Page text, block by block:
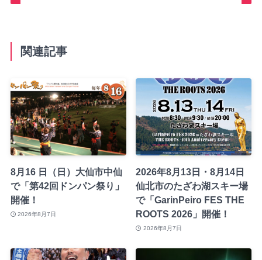
関連記事
8月16 日（日）大仙市中仙
で「第42回ドンパン祭り」
開催！
2026年8月7日
2026年8月13日・8月14日
仙北市のたざわ湖スキー場
で「GarinPeiro FES THE
ROOTS 2026」開催！
2026年8月7日